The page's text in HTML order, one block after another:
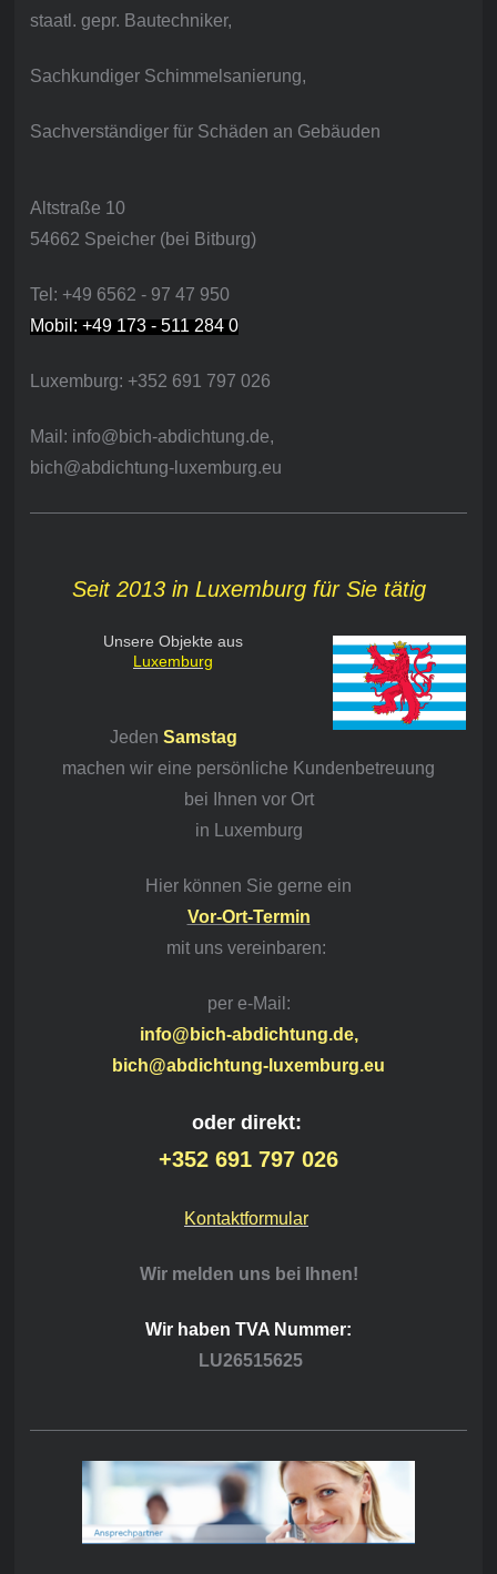
staatl. gepr. Bautechniker,
Sachkundiger Schimmelsanierung,
Sachverständiger für Schäden an Gebäuden
Altstraße 10
54662 Speicher (bei Bitburg)
Tel: +49 6562 - 97 47 950
Mobil: +49 173 - 511 284 0
Luxemburg: +352 691 797 026
Mail: info@bich-abdichtung.de,
bich@abdichtung-luxemburg.eu
Seit 2013 in Luxemburg für Sie tätig
Unsere Objekte aus
Luxemburg
Jeden Samstag
machen wir eine persönliche Kundenbetreuung
bei Ihnen vor Ort
in Luxemburg
Hier können Sie gerne ein
Vor-Ort-Termin
mit uns vereinbaren:
per e-Mail:
info@bich-abdichtung.de,
bich@abdichtung-luxemburg.eu
oder direkt:
+352 691 797 026
Kontaktformular
Wir melden uns bei Ihnen!
Wir haben TVA Nummer:
LU26515625